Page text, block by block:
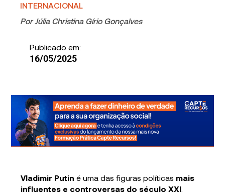
INTERNACIONAL
Por Júlia Christina Gírio Gonçalves
Publicado em:
16/05/2025
Vladimir Putin é uma das figuras políticas mais
influentes e controversas do século XXI